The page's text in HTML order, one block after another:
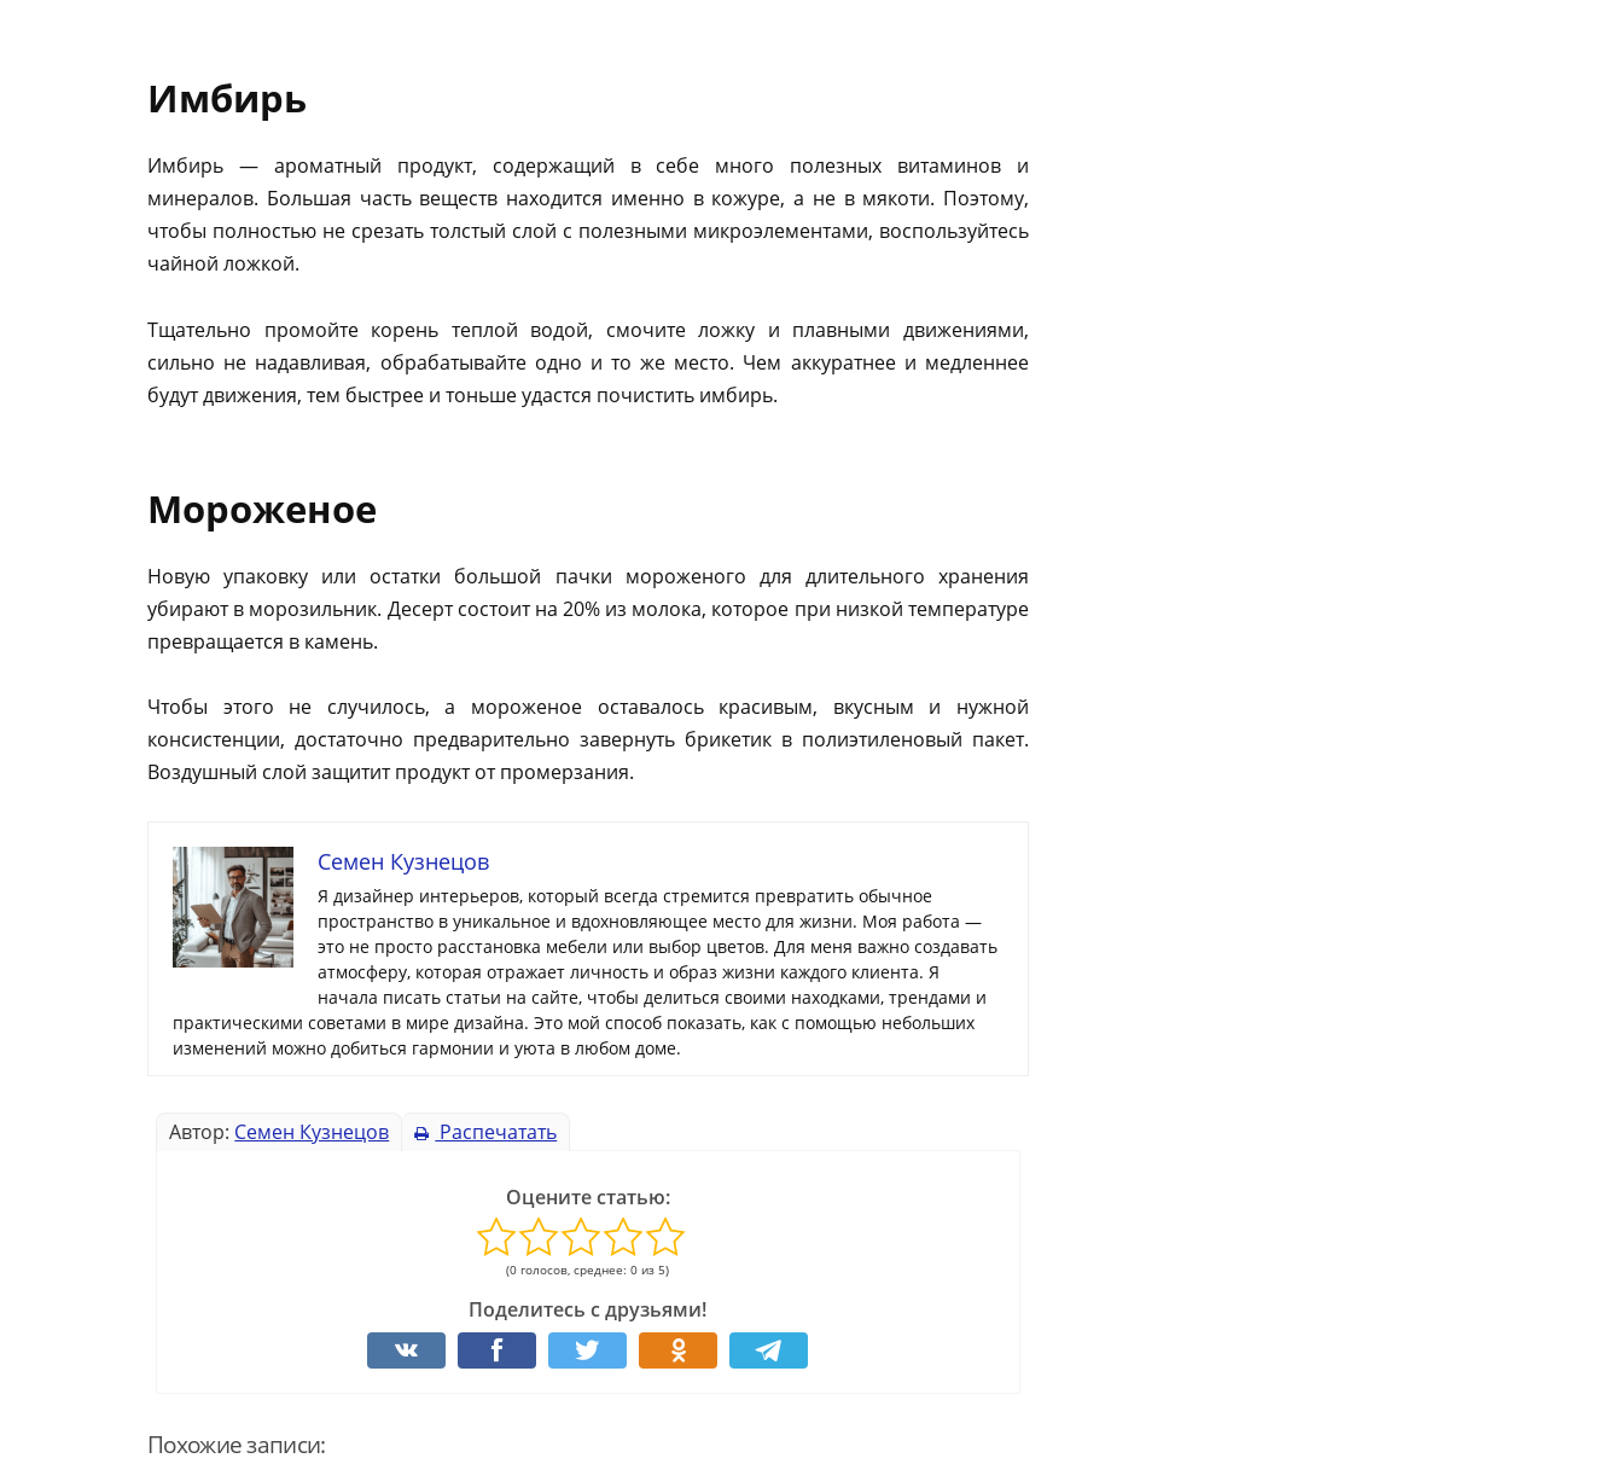
Имбирь
Имбирь — ароматный продукт, содержащий в себе много полезных витаминов и
минералов. Большая часть веществ находится именно в кожуре, а не в мякоти. Поэтому,
чтобы полностью не срезать толстый слой с полезными микроэлементами, воспользуйтесь
чайной ложкой.
Тщательно промойте корень теплой водой, смочите ложку и плавными движениями,
сильно не надавливая, обрабатывайте одно и то же место. Чем аккуратнее и медленнее
будут движения, тем быстрее и тоньше удастся почистить имбирь.
Мороженое
Новую упаковку или остатки большой пачки мороженого для длительного хранения
убирают в морозильник. Десерт состоит на 20% из молока, которое при низкой температуре
превращается в камень.
Чтобы этого не случилось, а мороженое оставалось красивым, вкусным и нужной
консистенции, достаточно предварительно завернуть брикетик в полиэтиленовый пакет.
Воздушный слой защитит продукт от промерзания.
Семен Кузнецов
Я дизайнер интерьеров, который всегда стремится превратить обычное
пространство в уникальное и вдохновляющее место для жизни. Моя работа —
это не просто расстановка мебели или выбор цветов. Для меня важно создавать
атмосферу, которая отражает личность и образ жизни каждого клиента. Я
начала писать статьи на сайте, чтобы делиться своими находками, трендами и
практическими советами в мире дизайна. Это мой способ показать, как с помощью небольших
изменений можно добиться гармонии и уюта в любом доме.
Автор: Семен Кузнецов Распечатать
Оцените статью:
(0 голосов, среднее: 0 из 5)
Поделитесь с друзьями!
Похожие записи: